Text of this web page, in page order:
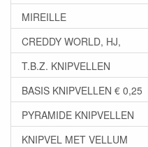
MIREILLE
CREDDY WORLD, HJ,
T.B.Z. KNIPVELLEN
BASIS KNIPVELLEN € 0,25
PYRAMIDE KNIPVELLEN
KNIPVEL MET VELLUM